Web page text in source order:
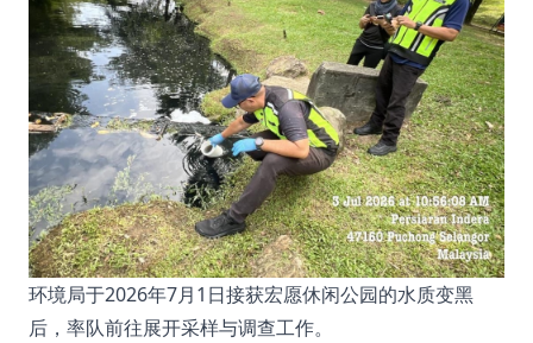
环境局于2026年7月1日接获宏愿休闲公园的水质变黑
后，率队前往展开采样与调查工作。